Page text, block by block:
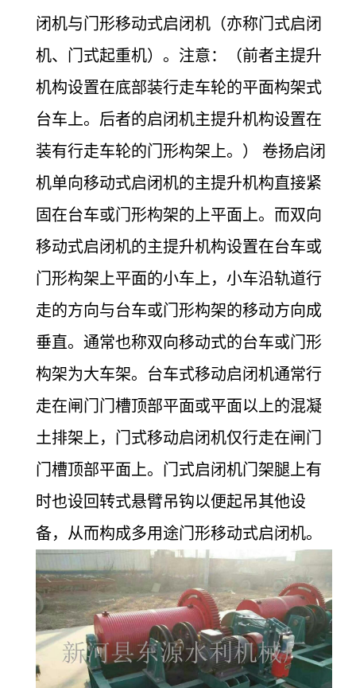
闭机与门形移动式启闭机（亦称门式启闭
机、门式起重机）。注意：（前者主提升
机构设置在底部装行走车轮的平面构架式
台车上。后者的启闭机主提升机构设置在
装有行走车轮的门形构架上。） 卷扬启闭
机单向移动式启闭机的主提升机构直接紧
固在台车或门形构架的上平面上。而双向
移动式启闭机的主提升机构设置在台车或
门形构架上平面的小车上，小车沿轨道行
走的方向与台车或门形构架的移动方向成
垂直。通常也称双向移动式的台车或门形
构架为大车架。台车式移动启闭机通常行
走在闸门门槽顶部平面或平面以上的混凝
土排架上，门式移动启闭机仅行走在闸门
门槽顶部平面上。门式启闭机门架腿上有
时也设回转式悬臂吊钩以便起吊其他设
备，从而构成多用途门形移动式启闭机。